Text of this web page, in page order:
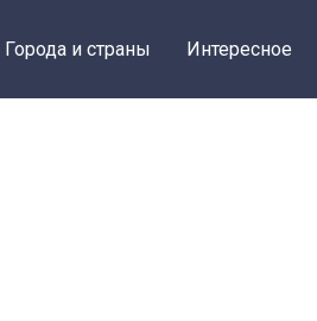
Города и страны Интересное